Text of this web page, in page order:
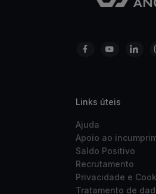
Links úteis
Ajuda
Apoio ao
Saldo Positivo
Recrutamento
Privacidade e
Tratamento de